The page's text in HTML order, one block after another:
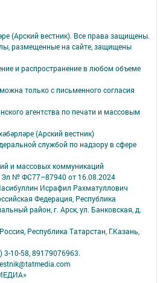
(Арский вестник). Все права защищены.
размещенные на сайте, защищены
и распространение в любом объеме
только с письменного согласия
агентства по печати и массовым
(Арский вестник)
службой по надзору в сфере
и массовых коммуникаций
Эл № ФС77–87940 от 16.08.2024
Исрафил Рахматуллович
Федерация, Республика
район, г. Арск, ул. Банковская, д.
Республика Татарстан, Г.Казань,
3-10-58, 89179076963.